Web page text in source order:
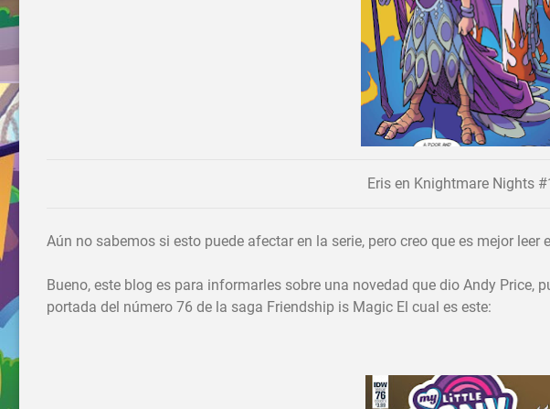
Eris en Knightmare Nights
Aún no sabemos si esto puede afectar en la serie, pero creo que es mejor leer
Bueno, este blog es para informarles sobre una novedad que dio Andy Price,
portada del número 76 de la saga Friendship is Magic El cual es este: